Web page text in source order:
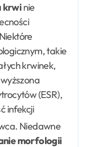
krwinie
takie
krwinek,
(ESR),
infekcji
. Niedawne
morfologii